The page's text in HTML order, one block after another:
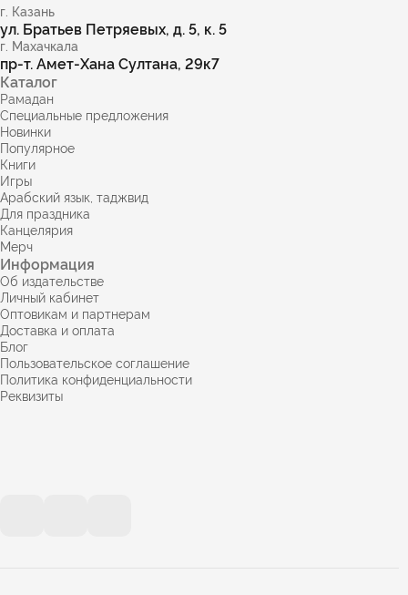
г. Казань
ул. Братьев Петряевых, д. 5, к. 5
г. Махачкала
пр-т. Амет-Хана Султана, 29к7
Каталог
Рамадан
Специальные предложения
Новинки
Популярное
Книги
Игры
Арабский язык, таджвид
Для праздника
Канцелярия
Мерч
Информация
Об издательстве
Личный кабинет
Оптовикам и партнерам
Доставка и оплата
Блог
Пользовательское соглашение
Политика конфиденциальности
Реквизиты